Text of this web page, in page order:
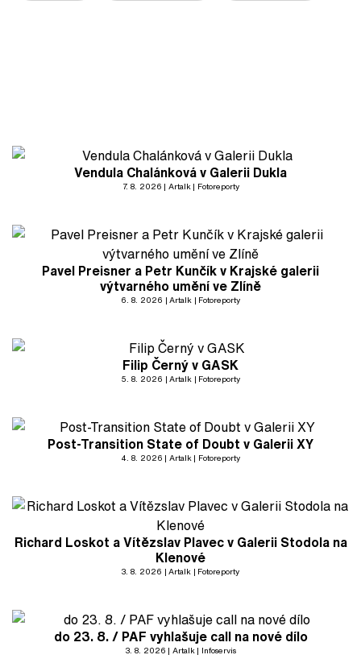
Vendula Chalánková v Galerii Dukla
7. 8. 2026 Artalk Fotoreporty
Pavel Preisner a Petr Kunčík v Krajské galerii
výtvarného umění ve Zlíně
6. 8. 2026 Artalk Fotoreporty
Filip Černý v GASK
5. 8. 2026 Artalk Fotoreporty
Post-Transition State of Doubt v Galerii XY
4. 8. 2026 Artalk Fotoreporty
Richard Loskot a Vítězslav Plavec v Galerii Stodola na
Klenové
3. 8. 2026 Artalk Fotoreporty
do 23. 8. / PAF vyhlašuje call na nové dílo
3. 8. 2026 Artalk Infoservis